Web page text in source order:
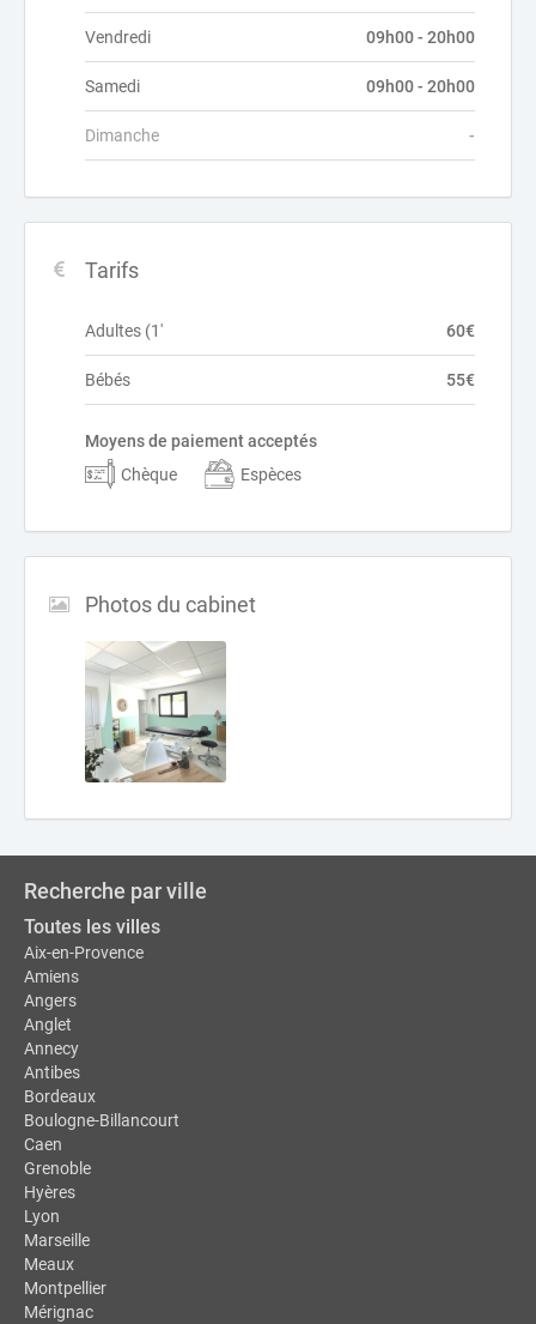
Vendredi 09h00 - 20h00
Samedi 09h00 - 20h00
Dimanche -
Tarifs
Adultes (1' 60€
Bébés 55€
Moyens de paiement acceptés
Chèque
Espèces
Photos du cabinet
Recherche par ville
Toutes les villes
Aix-en-Provence
Amiens
Angers
Anglet
Annecy
Antibes
Bordeaux
Boulogne-Billancourt
Caen
Grenoble
Hyères
Lyon
Marseille
Meaux
Montpellier
Mérignac